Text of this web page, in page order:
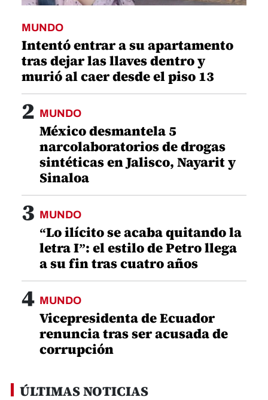
MUNDO
Intentó entrar a su apartamento
tras dejar las llaves dentro y
murió al caer desde el piso 13
2 MUNDO
México desmantela 5
narcolaboratorios de drogas
sintéticas en Jalisco, Nayarit y
Sinaloa
3 MUNDO
“Lo ilícito se acaba quitando la
letra I”: el estilo de Petro llega
a su fin tras cuatro años
4 MUNDO
Vicepresidenta de Ecuador
renuncia tras ser acusada de
corrupción
ÚLTIMAS NOTICIAS